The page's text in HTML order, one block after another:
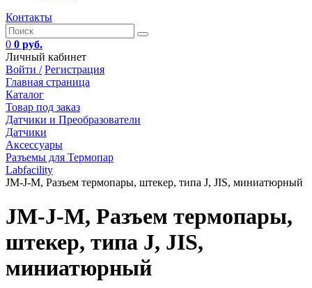
Контакты
0 0 руб.
Личный кабинет
Войти / Регистрация
Главная страница
Каталог
Товар под заказ
Датчики и Преобразователи
Датчики
Аксессуары
Разъемы для Термопар
Labfacility
JM-J-M, Разъем термопары, штекер, типа J, JIS, миниатюрный
JM-J-M, Разъем термопары,
штекер, типа J, JIS,
миниатюрный